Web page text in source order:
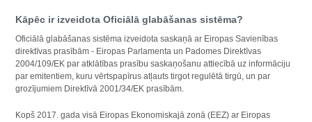
Kāpēc ir izveidota Oficiālā glabāšanas sistēma?
Oficiālā glabāšanas sistēma izveidota saskaņā ar Eiropas Savienības
direktīvas prasībām - Eiropas Parlamenta un Padomes Direktīvas
2004/109/EK par atklātības prasību saskaņošanu attiecībā uz informāciju
par emitentiem, kuru vērtspapīrus atļauts tirgot regulētā tirgū, un par
grozījumiem Direktīvā 2001/34/EK prasībām.
Kopš 2017. gada visā Eiropas Ekonomiskajā zonā (EEZ) ar Eiropas